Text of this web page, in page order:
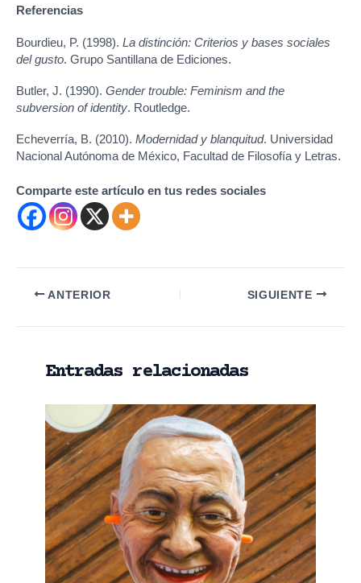
Referencias
Bourdieu, P. (1998). La distinción: Criterios y bases sociales
del gusto. Grupo Santillana de Ediciones.
Butler, J. (1990). Gender trouble: Feminism and the
subversion of identity. Routledge.
Echeverría, B. (2010). Modernidad y blanquitud. Universidad
Nacional Autónoma de México, Facultad de Filosofía y Letras.
Comparte este artículo en tus redes sociales
Navegación
entradas
ANTERIOR SIGUIENTE
Entradas relacionadas